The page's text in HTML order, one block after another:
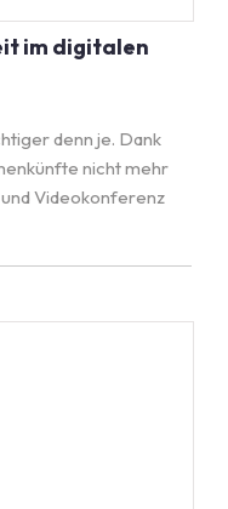
im digitalen
denn je. Dank
nicht mehr
Videokonferenz